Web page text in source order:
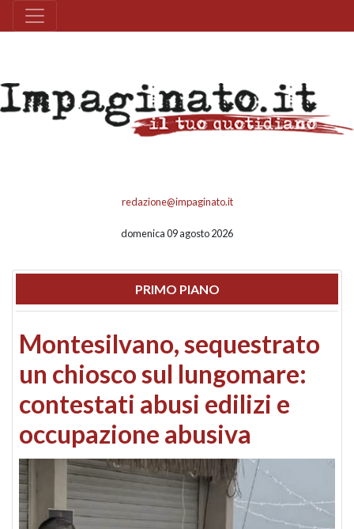
redazione@impaginato.it
domenica 09 agosto 2026
PRIMO PIANO
Montesilvano, sequestrato
un chiosco sul lungomare:
contestati abusi edilizi e
occupazione abusiva